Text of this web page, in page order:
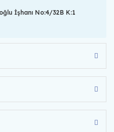
İşhanı No:4/32B K:1